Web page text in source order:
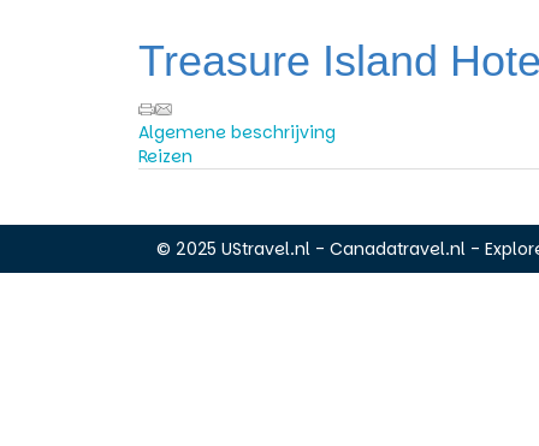
Treasure Island
Algemene beschrijving
Reizen
© 2025 UStravel.nl - Canadatravel.nl -